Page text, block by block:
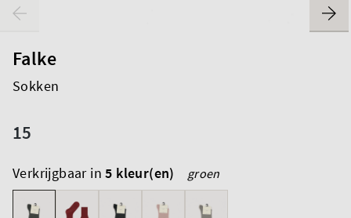
Falke
Sokken
15
Verkrijgbaar in5 kleur(en) groen